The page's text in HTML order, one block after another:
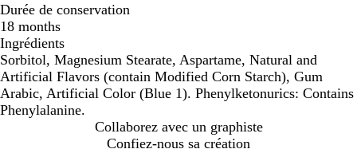
Durée de conservation
18 months
Ingrédients
Sorbitol, Magnesium Stearate, Aspartame, Natural and
Artificial Flavors (contain Modified Corn Starch), Gum
Arabic, Artificial Color (Blue 1). Phenylketonurics: Contains
Phenylalanine.
Collaborez avec un graphiste
Confiez-nous sa création